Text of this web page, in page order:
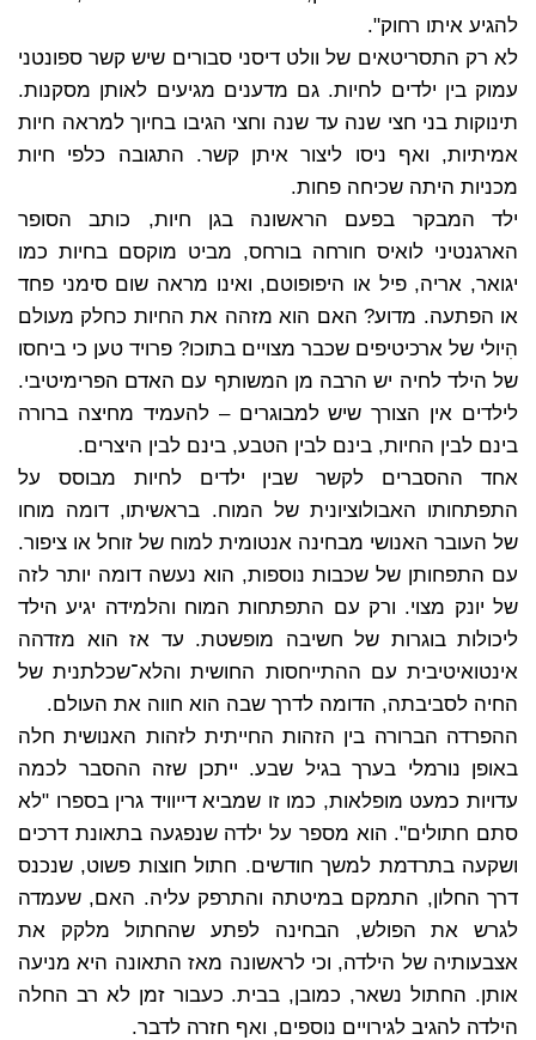
להגיע איתו רחוק".
לא רק התסריטאים של וולט דיסני סבורים שיש קשר ספונטני
עמוק בין ילדים לחיות. גם מדענים מגיעים לאותן מסקנות.
תינוקות בני חצי שנה עד שנה וחצי הגיבו בחיוך למראה חיות
אמיתיות, ואף ניסו ליצור איתן קשר. התגובה כלפי חיות
מכניות היתה שכיחה פחות.
ילד המבקר בפעם הראשונה בגן חיות, כותב הסופר
הארגנטיני לואיס חורחה בורחס, מביט מוקסם בחיות כמו
יגואר, אריה, פיל או היפופוטם, ואינו מראה שום סימני פחד
או הפתעה. מדוע? האם הוא מזהה את החיות כחלק מעולם
הִיולי של ארכיטיפים שכבר מצויים בתוכו? פרויד טען כי ביחסו
של הילד לחיה יש הרבה מן המשותף עם האדם הפרימיטיבי.
לילדים אין הצורך שיש למבוגרים – להעמיד מחיצה ברורה
בינם לבין החיות, בינם לבין הטבע, בינם לבין היצרים.
אחד ההסברים לקשר שבין ילדים לחיות מבוסס על
התפתחותו האבולוציונית של המוח. בראשיתו, דומה מוחו
של העובר האנושי מבחינה אנטומית למוח של זוחל או ציפור.
עם התפחותן של שכבות נוספות, הוא נעשה דומה יותר לזה
של יונק מצוי. ורק עם התפתחות המוח והלמידה יגיע הילד
ליכולות בוגרות של חשיבה מופשטת. עד אז הוא מזדהה
אינטואיטיבית עם ההתייחסות החושית והלא־שכלתנית של
החיה לסביבתה, הדומה לדרך שבה הוא חווה את העולם.
ההפרדה הברורה בין הזהות החייתית לזהות האנושית חלה
באופן נורמלי בערך בגיל שבע. ייתכן שזה ההסבר לכמה
עדויות כמעט מופלאות, כמו זו שמביא דייוויד גרין בספרו "לא
סתם חתולים". הוא מספר על ילדה שנפגעה בתאונת דרכים
ושקעה בתרדמת למשך חודשים. חתול חוצות פשוט, שנכנס
דרך החלון, התמקם במיטתה והתרפק עליה. האם, שעמדה
לגרש את הפולש, הבחינה לפתע שהחתול מלקק את
אצבעותיה של הילדה, וכי לראשונה מאז התאונה היא מניעה
אותן. החתול נשאר, כמובן, בבית. כעבור זמן לא רב החלה
הילדה להגיב לגירויים נוספים, ואף חזרה לדבר.